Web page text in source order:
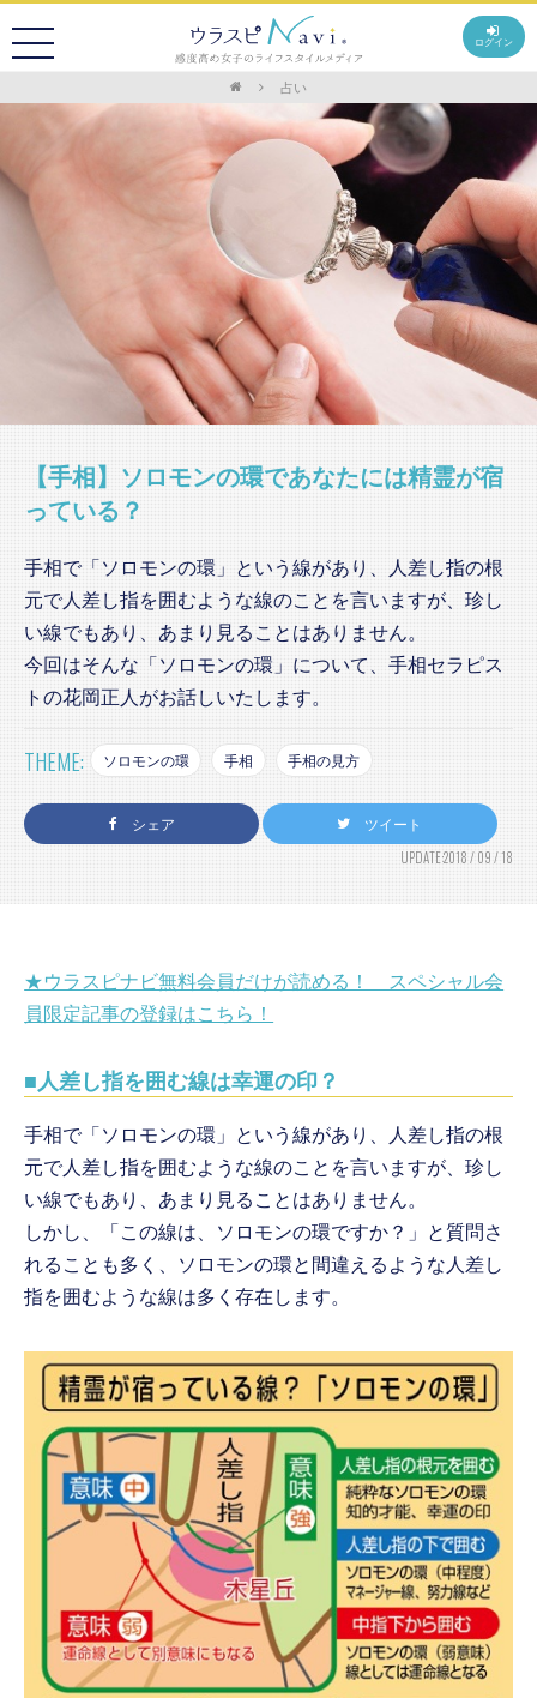
ログイン
占い
【手相】ソロモンの環であなたには精霊が宿
っている？
手相で「ソロモンの環」という線があり、人差し指の根
元で人差し指を囲むような線のことを言いますが、珍し
い線でもあり、あまり見ることはありません。
今回はそんな「ソロモンの環」について、手相セラピス
トの花岡正人がお話しいたします。
THEME: ソロモンの環 手相 手相の見方
シェア ツイート
UPDATE:2018 / 09 / 18
★ウラスピナビ無料会員だけが読める！ スペシャル会
員限定記事の登録はこちら！
■人差し指を囲む線は幸運の印？
手相で「ソロモンの環」という線があり、人差し指の根
元で人差し指を囲むような線のことを言いますが、珍し
い線でもあり、あまり見ることはありません。
しかし、「この線は、ソロモンの環ですか？」と質問さ
れることも多く、ソロモンの環と間違えるような人差し
指を囲むような線は多く存在します。